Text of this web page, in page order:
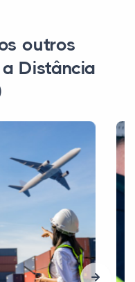
outros
Distância